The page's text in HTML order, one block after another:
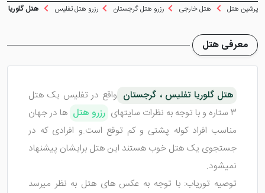
پرشین هتل
هتل خارجی رزرو هتل گرجستان رزرو هتل تفلیس هتل گلوریا
معرفی هتل
هتل گلوریا تفلیس ، گرجستان واقع در تفلیس یک هتل
3 ستاره و با توجه به نظرات سایتهای
رزرو هتل ها در جهان
مناسب افراد کوله پشتی و کم توقع است.و افرادی که در
جستجوی یک هتل خوب هستند این هتل برایشان پیشنهاد
نمیشود.
توصیه توریاب: با توجه به عکس های هتل به نظر میرسد